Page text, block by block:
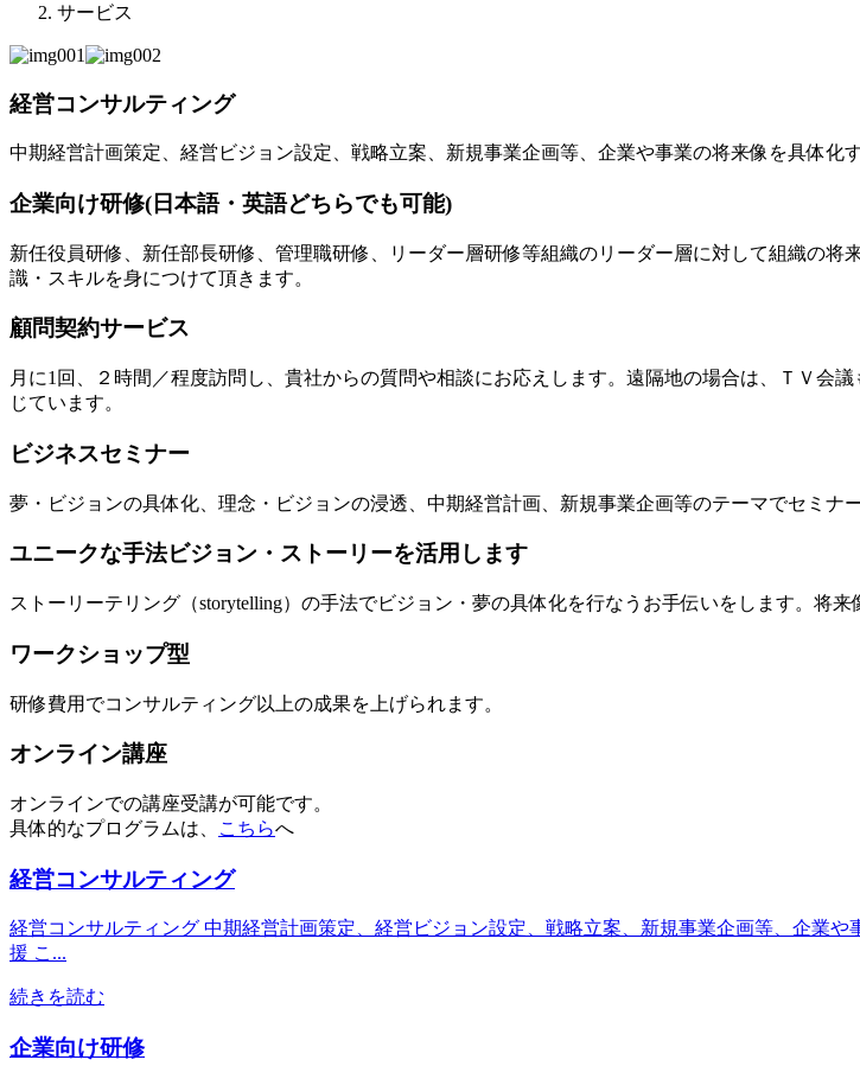
サービス
経営コンサルティング
中期経営計画策定、経営ビジョン設定、戦略立案、新規事業企画等、企業や事業の将来像を具体化
企業向け研修(日本語・英語どちらでも可能)
新任役員研修、新任部長研修、管理職研修、リーダー層研修等組織のリーダー層に対して組織の
識・スキルを身につけて頂きます。
顧問契約サービス
月に1回、２時間／程度訪問し、貴社からの質問や相談にお応えします。遠隔地の場合は、ＴＶ会
じています。
ビジネスセミナー
夢・ビジョンの具体化、理念・ビジョンの浸透、中期経営計画、新規事業企画等のテーマでセミナ
ユニークな手法ビジョン・ストーリーを活用します
ストーリーテリング（storytelling）の手法でビジョン・夢の具体化を行なうお手伝いをします。将
ワークショップ型
研修費用でコンサルティング以上の成果を上げられます。
オンライン講座
オンラインでの講座受講が可能です。
具体的なプログラムは、
こちらへ
経営コンサルティング
経営コンサルティング 中期経営計画策定、経営ビジョン設定、戦略立案、新規事業企画等、企業
援 こ...
続きを読む
企業向け研修